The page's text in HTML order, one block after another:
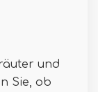
und
Sie, ob